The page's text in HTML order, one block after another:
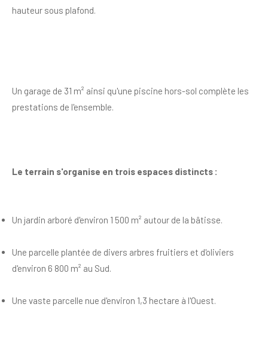
hauteur sous plafond.
Un garage de 31 m² ainsi qu'une piscine hors-sol complète les
prestations de l'ensemble.
Le terrain s'organise en trois espaces distincts :
Un jardin arboré d'environ 1 500 m² autour de la bâtisse.
Une parcelle plantée de divers arbres fruitiers et d'oliviers
d'environ 6 800 m² au Sud.
Une vaste parcelle nue d'environ 1,3 hectare à l'Ouest.